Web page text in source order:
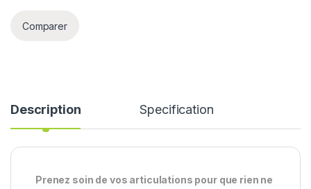
Comparer
Description Specification
Prenez soin de vos articulations pour que rien ne